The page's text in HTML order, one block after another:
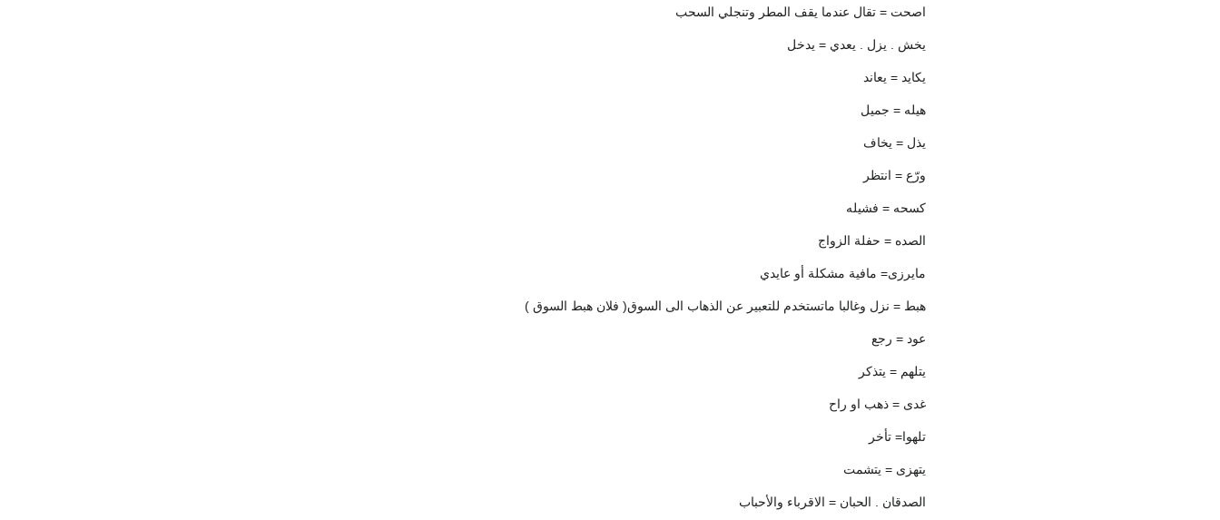
اصحت = تقال عندما يقف المطر وتنجلي السحب
يخش . يزل . يعدي = يدخل
يكايد = يعاند
هيله = جميل
يذل = يخاف
ورّع = انتظر
كسحه = فشيله
الصده = حفلة الزواج
مايرزى= مافية مشكلة أو عايدي
هبط = نزل وغالبا ماتستخدم للتعبير عن الذهاب الى السوق( فلان هبط السوق )
عود = رجع
يتلهم = يتذكر
غدى = ذهب او راح
تلهوا= تأخر
يتهزى = يتشمت
الصدقان . الحبان = الاقرباء والأحباب